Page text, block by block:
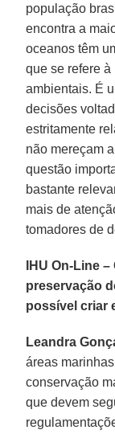
população
encontra a
oceanos têm
que se refere
ambientais. É
decisões
estritamente
não mereçam
questão
bastante
mais de
tomadores de
IHU On-Line
preservação
possível criar
Leandra
áreas
conservação
que devem